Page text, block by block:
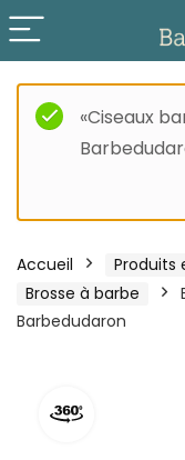
«Ciseaux
Accueil
Produits
Brosse à barbe
Barbedudaron